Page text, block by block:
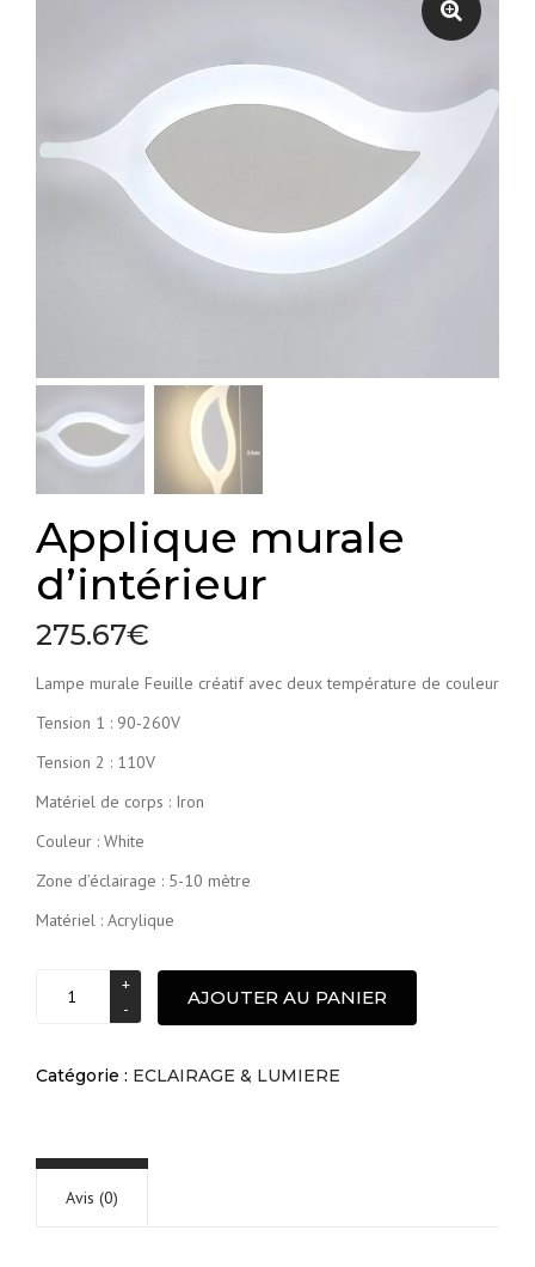
Applique murale
d’intérieur
275.67€
Lampe murale Feuille créatif avec deux température de couleur
Tension 1 : 90-260V
Tension 2 : 110V
Matériel de corps : Iron
Couleur : White
Zone d’éclairage : 5-10 mètre
Matériel : Acrylique
murale
AJOUTER AU PANIER
Catégorie : ECLAIRAGE & LUMIERE
Avis (0)